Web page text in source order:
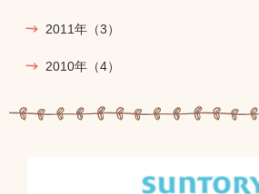
2011年 （3）
2010年 （4）